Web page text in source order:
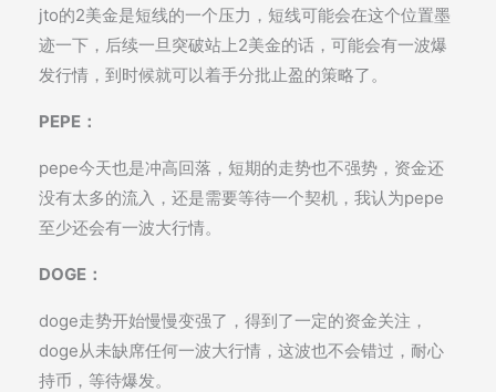
jto的2美金是短线的一个压力，短线可能会在这个位置墨
迹一下，后续一旦突破站上2美金的话，可能会有一波爆
发行情，到时候就可以着手分批止盈的策略了。
PEPE：
pepe今天也是冲高回落，短期的走势也不强势，资金还
没有太多的流入，还是需要等待一个契机，我认为pepe
至少还会有一波大行情。
DOGE：
doge走势开始慢慢变强了，得到了一定的资金关注，
doge从未缺席任何一波大行情，这波也不会错过，耐心
持币，等待爆发。